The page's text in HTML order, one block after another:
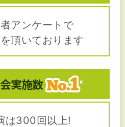
アンケートで
頂いております
実施数
は300回以上!